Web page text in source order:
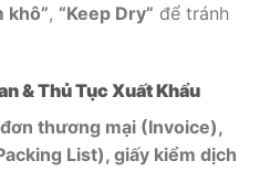
khô”, “Keep Dry” để tránh
& Thủ Tục Xuất Khẩu
thương mại (Invoice),
List), giấy kiểm dịch